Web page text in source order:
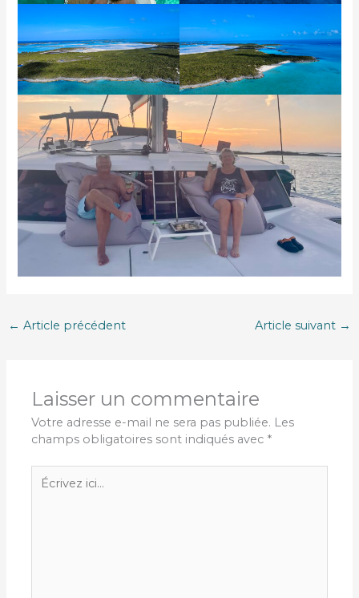
← Article précédent Article suivant →
Laisser un commentaire
Votre adresse e-mail ne sera pas publiée. Les
champs obligatoires sont indiqués avec *
Écrivez
ici…